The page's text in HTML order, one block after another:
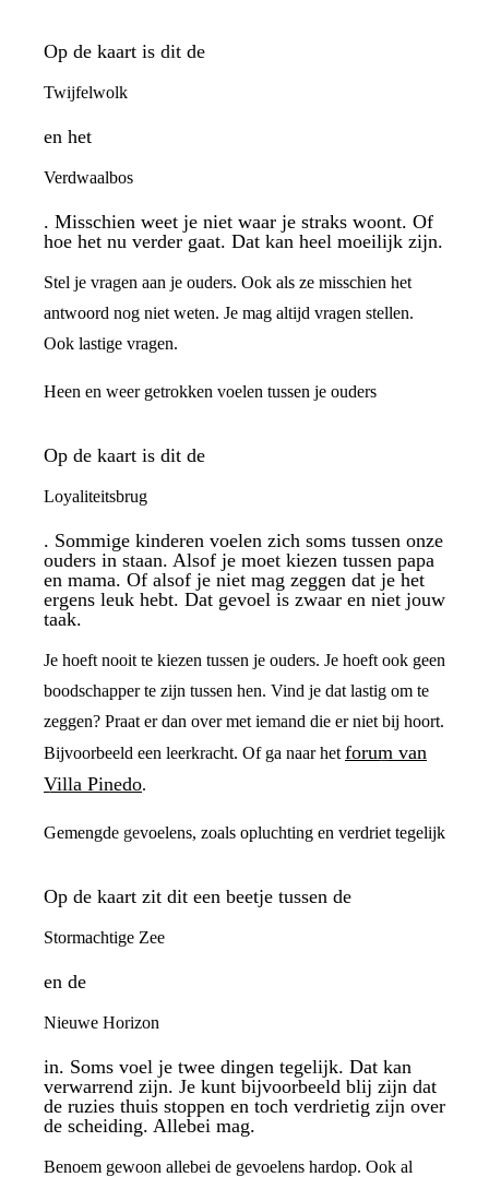
Op de kaart is dit de
Twijfelwolk
en het
Verdwaalbos
. Misschien weet je niet waar je straks woont. Of
hoe het nu verder gaat. Dat kan heel moeilijk zijn.
Stel je vragen aan je ouders. Ook als ze misschien het
antwoord nog niet weten. Je mag altijd vragen stellen.
Ook lastige vragen.
Heen en weer getrokken voelen tussen je ouders
Op de kaart is dit de
Loyaliteitsbrug
. Sommige kinderen voelen zich soms tussen onze
ouders in staan. Alsof je moet kiezen tussen papa
en mama. Of alsof je niet mag zeggen dat je het
ergens leuk hebt. Dat gevoel is zwaar en niet jouw
taak.
Je hoeft nooit te kiezen tussen je ouders. Je hoeft ook geen
boodschapper te zijn tussen hen. Vind je dat lastig om te
zeggen? Praat er dan over met iemand die er niet bij hoort.
Bijvoorbeeld een leerkracht. Of ga naar het forum van
Villa Pinedo.
Gemengde gevoelens, zoals opluchting en verdriet tegelijk
Op de kaart zit dit een beetje tussen de
Stormachtige Zee
en de
Nieuwe Horizon
in. Soms voel je twee dingen tegelijk. Dat kan
verwarrend zijn. Je kunt bijvoorbeeld blij zijn dat
de ruzies thuis stoppen en toch verdrietig zijn over
de scheiding. Allebei mag.
Benoem gewoon allebei de gevoelens hardop. Ook al